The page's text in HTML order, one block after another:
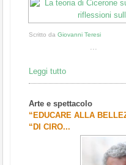
Scritto da Giovanni Teresi
...
Leggi tutto
Arte e spettacolo
“EDUCARE ALLA
“DI CIRO...